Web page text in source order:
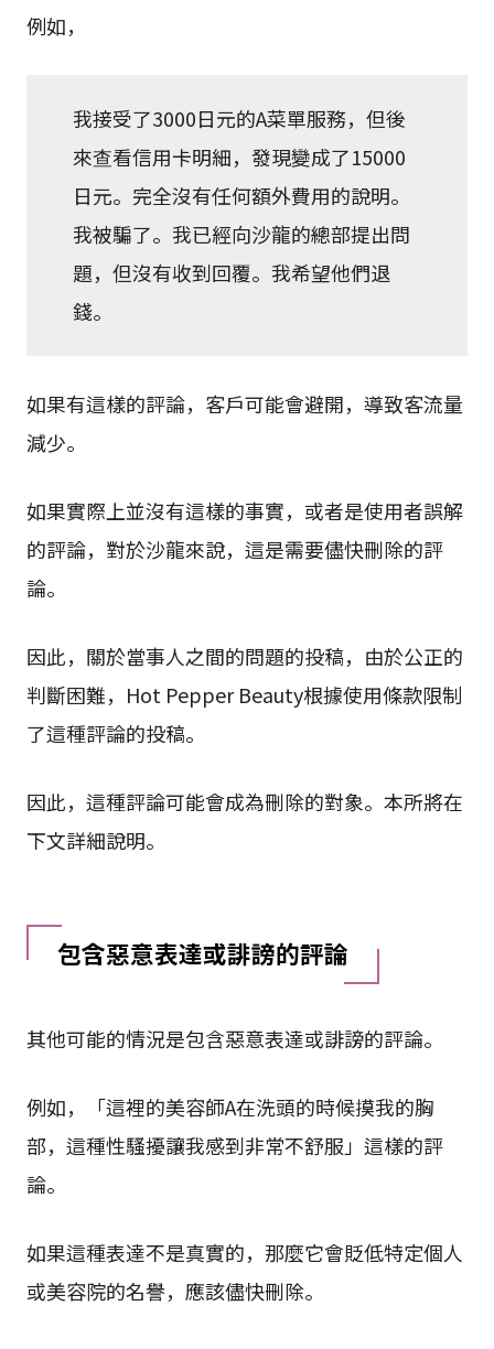
例如，
我接受了3000日元的A菜單服務，但後
來查看信用卡明細，發現變成了15000
日元。完全沒有任何額外費用的說明。
我被騙了。我已經向沙龍的總部提出問
題，但沒有收到回覆。我希望他們退
錢。
如果有這樣的評論，客戶可能會避開，導致客流量
減少。
如果實際上並沒有這樣的事實，或者是使用者誤解
的評論，對於沙龍來說，這是需要儘快刪除的評
論。
因此，關於當事人之間的問題的投稿，由於公正的
判斷困難，Hot Pepper Beauty根據使用條款限制
了這種評論的投稿。
因此，這種評論可能會成為刪除的對象。本所將在
下文詳細說明。
包含惡意表達或誹謗的評論
其他可能的情況是包含惡意表達或誹謗的評論。
例如，「這裡的美容師A在洗頭的時候摸我的胸
部，這種性騷擾讓我感到非常不舒服」這樣的評
論。
如果這種表達不是真實的，那麼它會貶低特定個人
或美容院的名譽，應該儘快刪除。